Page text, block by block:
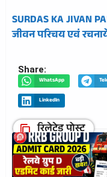
SURDAS KA JIVAN
जीवन परिचय एवं
Share:
WhatsApp
LinkedIn
रिलेटेड पोस्ट